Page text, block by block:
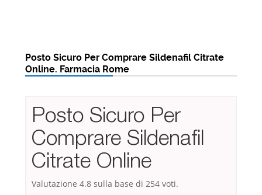
Posto Sicuro Per Comprare Sildenafil Citrate
Online. Farmacia Rome
Posto Sicuro Per
Comprare Sildenafil
Citrate Online
Valutazione 4.8 sulla base di 254 voti.